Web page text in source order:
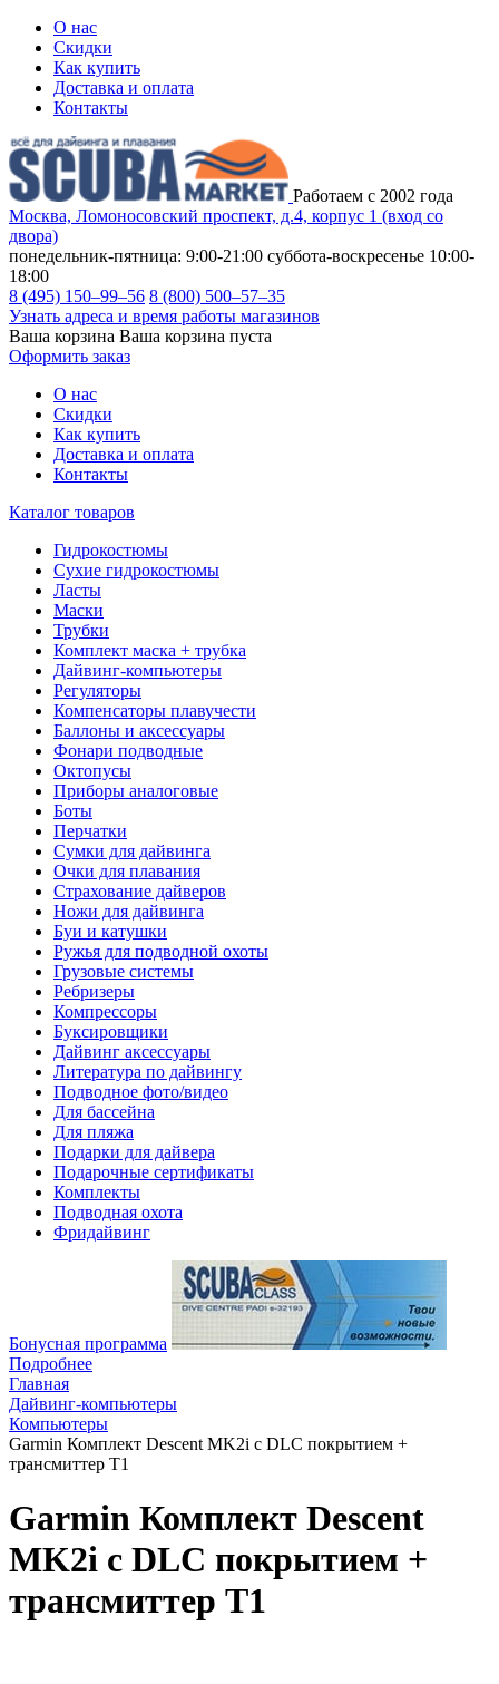
О нас
Скидки
Как купить
Доставка и оплата
Контакты
Работаем с 2002 года
Москва, Ломоносовский проспект, д.4, корпус 1 (вход со
двора)
понедельник-пятница: 9:00-21:00 суббота-воскресенье 10:00-
18:00
8 (495) 150–99–56 8 (800) 500–57–35
Узнать адреса и время работы магазинов
Ваша корзина Ваша корзина пуста
Оформить заказ
О нас
Скидки
Как купить
Доставка и оплата
Контакты
Каталог товаров
Гидрокостюмы
Сухие гидрокостюмы
Ласты
Маски
Трубки
Комплект маска + трубка
Дайвинг-компьютеры
Регуляторы
Компенсаторы плавучести
Баллоны и аксессуары
Фонари подводные
Октопусы
Приборы аналоговые
Боты
Перчатки
Сумки для дайвинга
Очки для плавания
Страхование дайверов
Ножи для дайвинга
Буи и катушки
Ружья для подводной охоты
Грузовые системы
Ребризеры
Компрессоры
Буксировщики
Дайвинг аксессуары
Литература по дайвингу
Подводное фото/видео
Для бассейна
Для пляжа
Подарки для дайвера
Подарочные сертификаты
Комплекты
Подводная охота
Фридайвинг
Бонусная программа
Подробнее
Главная
Дайвинг-компьютеры
Компьютеры
Garmin Комплект Descent MK2i с DLC покрытием +
трансмиттер T1
Garmin Комплект Descent
MK2i с DLC покрытием +
трансмиттер T1